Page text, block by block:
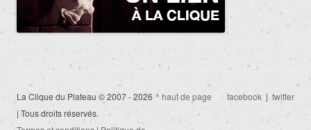
La Clique du Plateau © 2007 - 2026
| Tous droits réservés.
^ haut de page facebook | twitter